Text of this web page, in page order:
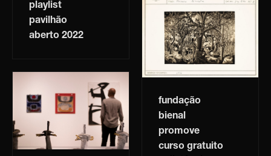
playlist
pavilhão
aberto 2022
fundação
bienal
promove
curso gratuito